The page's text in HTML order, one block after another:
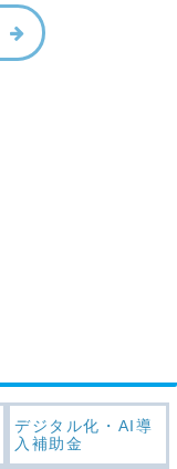
デジタル化・AI導
入補助金